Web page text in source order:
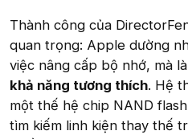
Thành công của
quan trọng: Apple dường
việc nâng cấp bộ nhớ, mà
khả năng tương thích. Hệ
một thế hệ chip NAND
tìm kiếm linh kiện thay thế